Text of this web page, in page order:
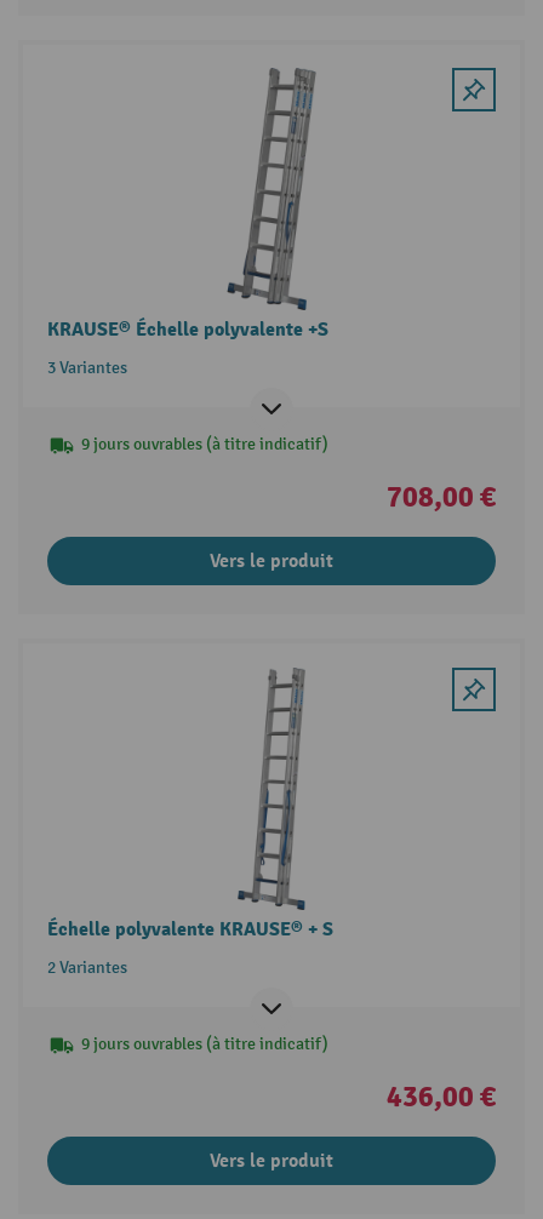
KRAUSE® Échelle polyvalente +S
3 Variantes
9 jours ouvrables (à titre indicatif)
708,00 €
Vers le produit
Échelle polyvalente KRAUSE® + S
2 Variantes
9 jours ouvrables (à titre indicatif)
436,00 €
Vers le produit